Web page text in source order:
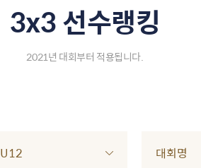
3x3 선수랭킹
2021년 대회부터 적용됩니다.
U12 대회명